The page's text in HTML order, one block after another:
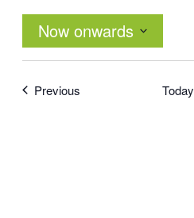
Now onwards
Select
PreviousEvents Today